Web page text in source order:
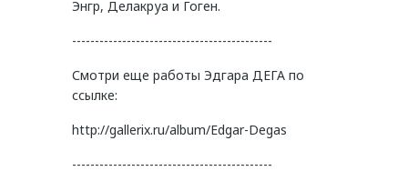
Энгр, Делакруа и Гоген.
--------------------------------------------
Смотри еще работы Эдгара ДЕГА по
ссылке:
http://gallerix.ru/album/Edgar-Degas
--------------------------------------------